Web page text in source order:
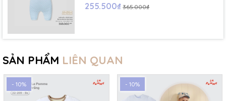
255.500₫ 365.000₫
SẢN PHẨM LIÊN QUAN
- 10% - 10%